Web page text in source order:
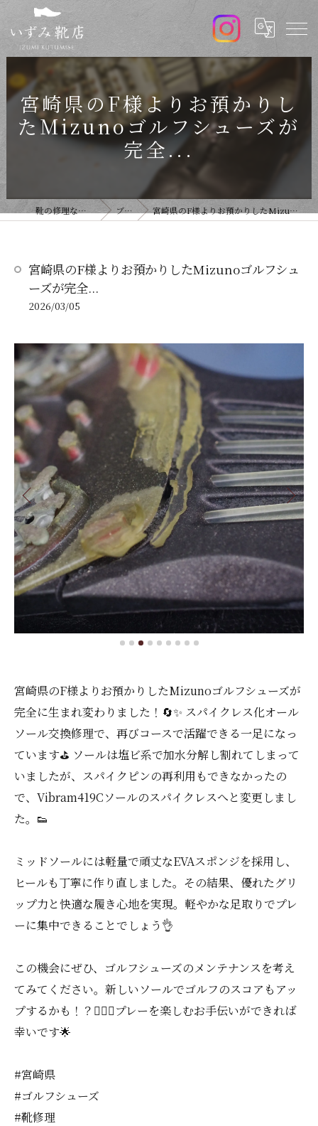
宮崎県のF様よりお預かりし
たMizunoゴルフシューズが
完全...
靴の修理ならいずみ靴店 ブログ 宮崎県のF様よりお預かりしたMizunoゴルフシューズが完全...
宮崎県のF様よりお預かりしたMizunoゴルフシュ
ーズが完全...
2026/03/05
宮崎県のF様よりお預かりしたMizunoゴルフシューズが
完全に生まれ変わりました！🔄✨ スパイクレス化オール
ソール交換修理で、再びコースで活躍できる一足になっ
ています⛳️ ソールは塩ビ系で加水分解し割れてしまって
いましたが、スパイクピンの再利用もできなかったの
で、Vibram419Cソールのスパイクレスへと変更しまし
た。👟
ミッドソールには軽量で頑丈なEVAスポンジを採用し、
ヒールも丁寧に作り直しました。その結果、優れたグリ
ップ力と快適な履き心地を実現。軽やかな足取りでプレ
ーに集中できることでしょう👌
この機会にぜひ、ゴルフシューズのメンテナンスを考え
てみてください。新しいソールでゴルフのスコアもアッ
プするかも！？🏌️‍♂️⛳️プレーを楽しむお手伝いができれば
幸いです🌟
#宮崎県
#ゴルフシューズ
#靴修理